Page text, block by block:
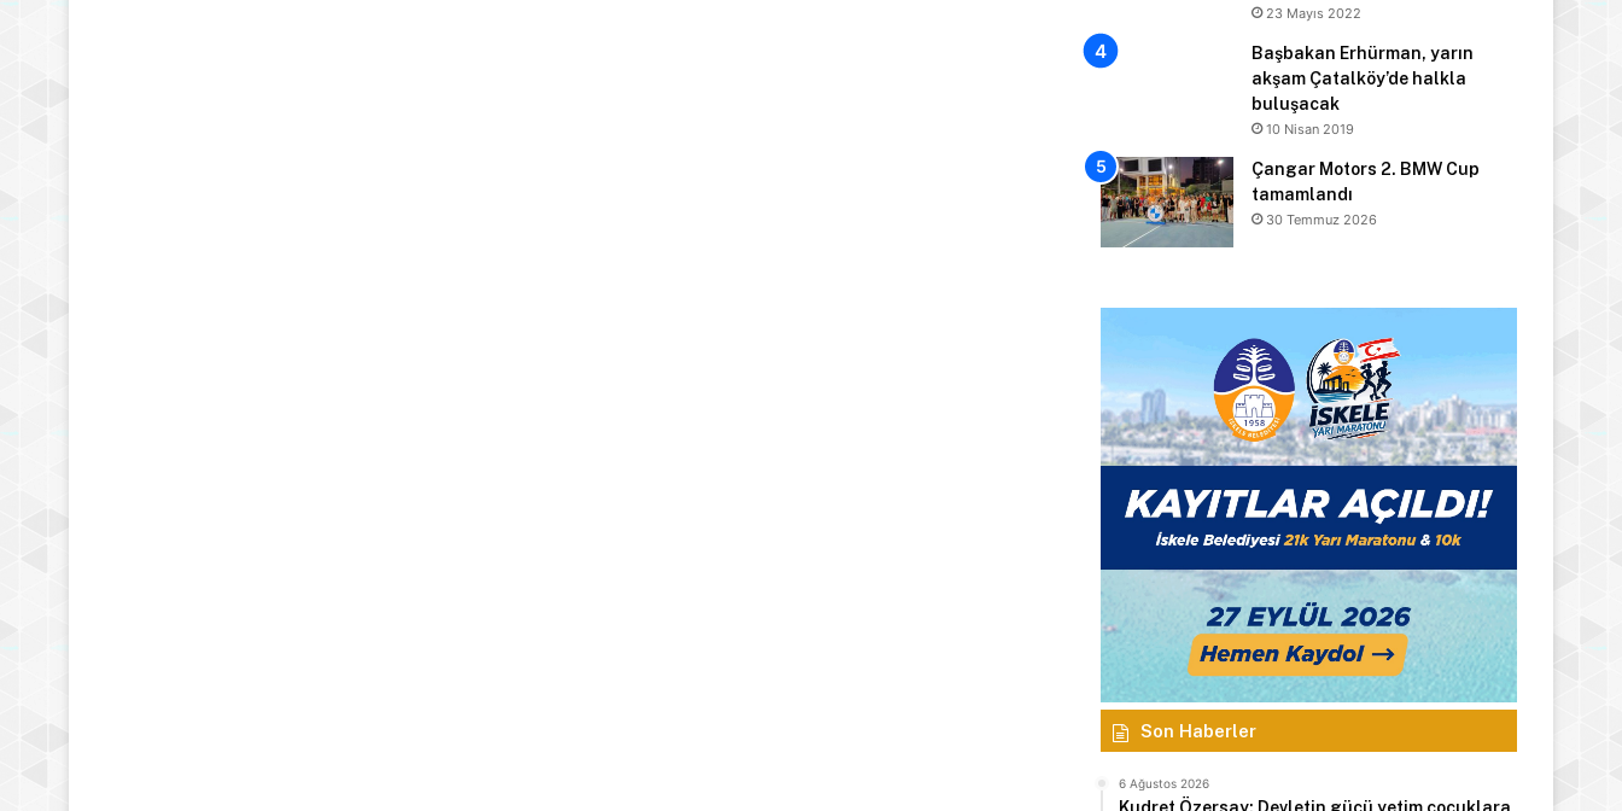
23 Mayıs 2022
Başbakan Erhürman, yarın
akşam Çatalköy’de halkla
buluşacak
10 Nisan 2019
Çangar Motors 2. BMW Cup
tamamlandı
30 Temmuz 2026
Son Haberler
6 Ağustos 2026